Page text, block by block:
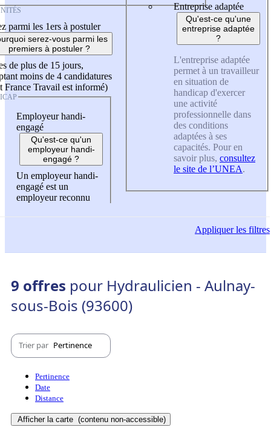
parmi les 1ers à postuler
serez-vous parmi les
premiers à postuler ?
de plus de 15 jours,
moins de 4 candidatures
France Travail est informé)
Employeur handi-
engagé
Qu'est-ce qu'un
employeur handi-
engagé ?
Un employeur handi-
engagé est un
employeur reconnu
Entreprise adaptée
Qu'est-ce qu'une
entreprise adaptée
?
L'entreprise adaptée
permet à un travailleur
en situation de
handicap d'exercer
une activité
professionnelle dans
des conditions
adaptées à ses
capacités. Pour en
savoir plus, consultez
le site de l’UNEA.
Appliquerles filtres
9 offres pour Hydraulicien - Aulnay-
sous-Bois (93600)
Trier par Pertinence
Pertinence
Date
Distance
Afficher la carte (contenu non-accessible)